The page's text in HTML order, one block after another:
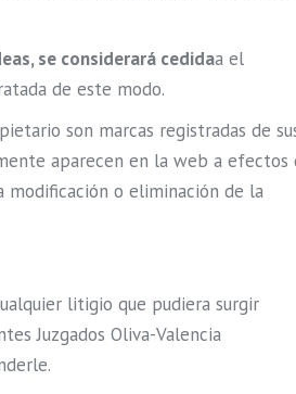
se considerará cedidaa el
de este modo.
son marcas registradas de
aparecen en la web a efectos
o eliminación de la
litigio que pudiera surgir
Juzgados Oliva-Valencia